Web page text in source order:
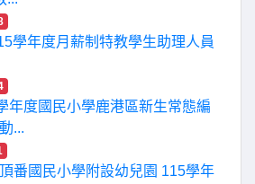
學年度月薪制特教學生助理人員
年度國民小學鹿港區新生常態編
...
番國民小學附設幼兒園 115學年